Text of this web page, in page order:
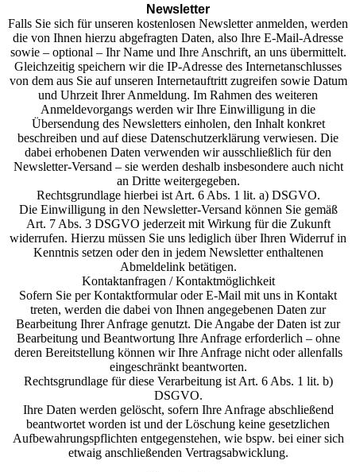
Newsletter
Falls Sie sich für unseren kostenlosen Newsletter anmelden, werden
die von Ihnen hierzu abgefragten Daten, also Ihre E-Mail-Adresse
sowie – optional – Ihr Name und Ihre Anschrift, an uns übermittelt.
Gleichzeitig speichern wir die IP-Adresse des Internetanschlusses
von dem aus Sie auf unseren Internetauftritt zugreifen sowie Datum
und Uhrzeit Ihrer Anmeldung. Im Rahmen des weiteren
Anmeldevorgangs werden wir Ihre Einwilligung in die
Übersendung des Newsletters einholen, den Inhalt konkret
beschreiben und auf diese Datenschutzerklärung verwiesen. Die
dabei erhobenen Daten verwenden wir ausschließlich für den
Newsletter-Versand – sie werden deshalb insbesondere auch nicht
an Dritte weitergegeben.
Rechtsgrundlage hierbei ist Art. 6 Abs. 1 lit. a) DSGVO.
Die Einwilligung in den Newsletter-Versand können Sie gemäß
Art. 7 Abs. 3 DSGVO jederzeit mit Wirkung für die Zukunft
widerrufen. Hierzu müssen Sie uns lediglich über Ihren Widerruf in
Kenntnis setzen oder den in jedem Newsletter enthaltenen
Abmeldelink betätigen.
Kontaktanfragen / Kontaktmöglichkeit
Sofern Sie per Kontaktformular oder E-Mail mit uns in Kontakt
treten, werden die dabei von Ihnen angegebenen Daten zur
Bearbeitung Ihrer Anfrage genutzt. Die Angabe der Daten ist zur
Bearbeitung und Beantwortung Ihre Anfrage erforderlich – ohne
deren Bereitstellung können wir Ihre Anfrage nicht oder allenfalls
eingeschränkt beantworten.
Rechtsgrundlage für diese Verarbeitung ist Art. 6 Abs. 1 lit. b)
DSGVO.
Ihre Daten werden gelöscht, sofern Ihre Anfrage abschließend
beantwortet worden ist und der Löschung keine gesetzlichen
Aufbewahrungspflichten entgegenstehen, wie bspw. bei einer sich
etwaig anschließenden Vertragsabwicklung.